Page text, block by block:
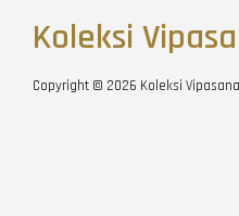
Koleksi
Copyright © 2026 Koleksi